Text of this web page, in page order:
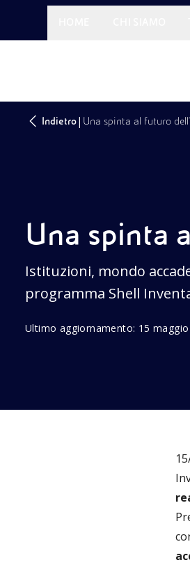
Indietro| Una spinta al futuro
Una spinta
Istituzioni, mondo
programma Shell
Ultimo aggiornamento: 15